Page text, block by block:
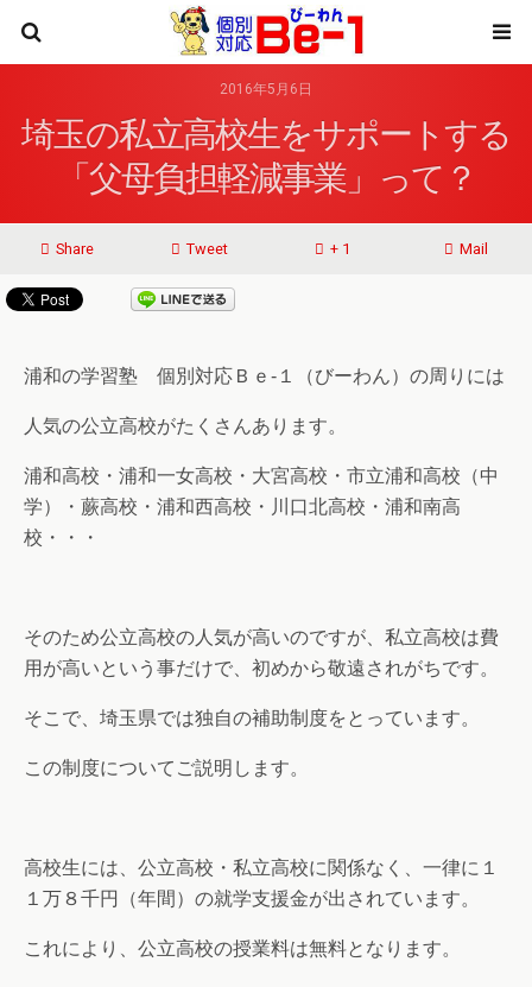
2016年5月6日
埼玉の私立高校生をサポートする
「父母負担軽減事業」って？
Share Tweet + 1 Mail
浦和の学習塾 個別対応Ｂｅ‐１（びーわん）の周りには
人気の公立高校がたくさんあります。
浦和高校・浦和一女高校・大宮高校・市立浦和高校（中
学）・蕨高校・浦和西高校・川口北高校・浦和南高
校・・・
そのため公立高校の人気が高いのですが、私立高校は費
用が高いという事だけで、初めから敬遠されがちです。
そこで、埼玉県では独自の補助制度をとっています。
この制度についてご説明します。
高校生には、公立高校・私立高校に関係なく、一律に１
１万８千円（年間）の就学支援金が出されています。
これにより、公立高校の授業料は無料となります。